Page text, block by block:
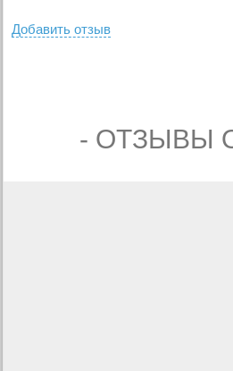
Добавить отзыв
- ОТЗЫВЫ